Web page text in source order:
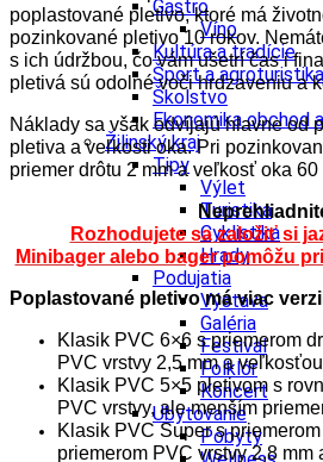
Gastro
Víno
Kultúra a tradície
Šport a agroturistika
Školstvo
Ekonomika obchod
Žilinský kraj
Tipy
Výlet
Turistika
Cyklistika
Hrady
Podujatia
Výstava
Galéria
Festival
Folklór
Koncert
Ubytovanie
Pobyty
poplastované pletivo, ktoré má
pozinkované pletivo 10 rokov.
s ich údržbou, čo vám ušetrí čas i
pletivá sú odolné voči hrdzaveniu a
Náklady sa však odvíjajú hlavne od
pletiva a veľkosti oka. Pri
priemer drôtu 2 mm a veľkosť oka 60
Rozhodujete sa založiť si
Minibager alebo bager pomôžu
Poplastované pletivo má viac
Klasik PVC 6×6 s priemerom
PVC vrstvy 2,5 mm a
Klasik PVC 5×5 pletivom s
PVC vrstvy, ale menším
Klasik PVC Super s
priemerom PVC vrstvy 2,8